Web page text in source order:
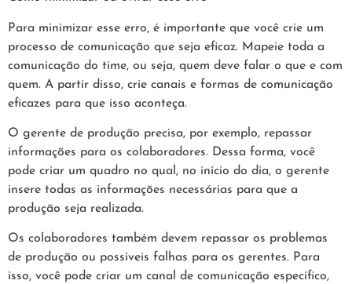
Para minimizar esse erro, é importante que você crie um
processo de comunicação que seja eficaz. Mapeie toda a
comunicação do time, ou seja, quem deve falar o que e com
quem. A partir disso, crie canais e formas de comunicação
eficazes para que isso aconteça.
O gerente de produção precisa, por exemplo, repassar
informações para os colaboradores. Dessa forma, você
pode criar um quadro no qual, no início do dia, o gerente
insere todas as informações necessárias para que a
produção seja realizada.
Os colaboradores também devem repassar os problemas
de produção ou possíveis falhas para os gerentes. Para
isso, você pode criar um canal de comunicação específico,